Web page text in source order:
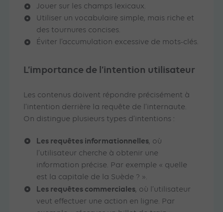
Jouer sur les champs lexicaux.
Utiliser un vocabulaire simple, mais riche et
des tournures concises.
Éviter l’accumulation excessive de mots-clés.
L’importance de l’intention utilisateur
Les contenus doivent répondre précisément à
l’intention derrière la requête de l’internaute.
On distingue plusieurs types d’intentions :
Les requêtes informationnelles, où
l’utilisateur cherche à obtenir une
information précise. Par exemple « quelle
est la capitale de la Suède ? ».
Les requêtes commerciales, où l’utilisateur
veut effectuer une action en ligne. Par